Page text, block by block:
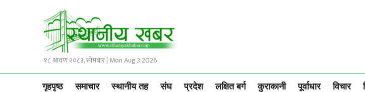
१८ श्रावण २०८३, सोमबार | Mon Aug 3 2026
गृहपृष्ठ समाचार स्थानीय तह संघ प्रदेश लक्षित बर्ग कुराकानी पूर्वाधार विचार